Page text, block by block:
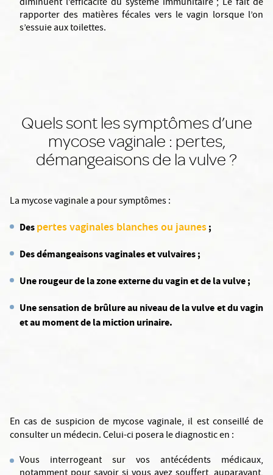
rapporter des matières fécales vers le vagin lorsque l’on
s’essuie aux toilettes.
Quels sont les symptômes d’une
mycose vaginale : pertes,
démangeaisons de la vulve ?
La mycose vaginale a pour symptômes :
Despertes vaginales blanches ou jaunes;
Des démangeaisons vaginales et vulvaires ;
Une rougeur de la zone externe du vagin et de la vulve ;
Une sensation de brûlure au niveau de la vulve et du vagin
et au moment de la miction urinaire.
En cas de suspicion de mycose vaginale, il est conseillé de
consulter un médecin. Celui-ci posera le diagnostic en :
Vous interrogeant sur vos antécédents médicaux,